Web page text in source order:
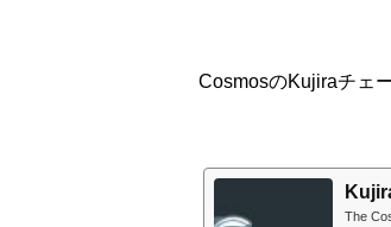
CosmosのKujiraチェ
The